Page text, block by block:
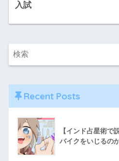
入試
Recent Posts
【インド占星術で
バイクをいじるの